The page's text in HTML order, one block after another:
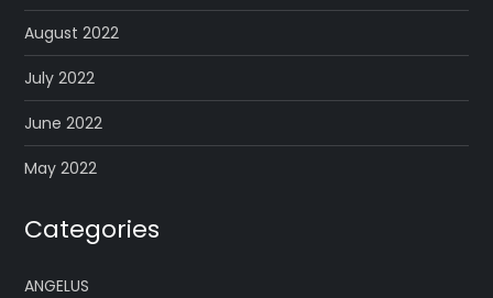
August 2022
July 2022
June 2022
May 2022
Categories
ANGELUS